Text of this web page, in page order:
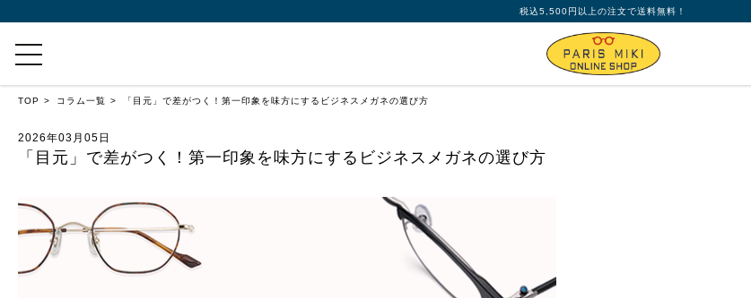
税込5,500円以上の注文で送料無料！
TOP コラム一覧 「目元」で差がつく！第一印象を味方にするビジネスメガネの選び方
2026年03月05日
「目元」で差がつく！第一印象を味方にするビジネスメガネの選び方